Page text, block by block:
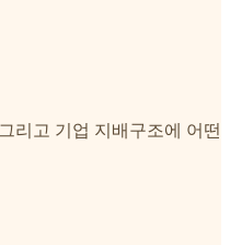
리고 기업 지배구조에 어떤